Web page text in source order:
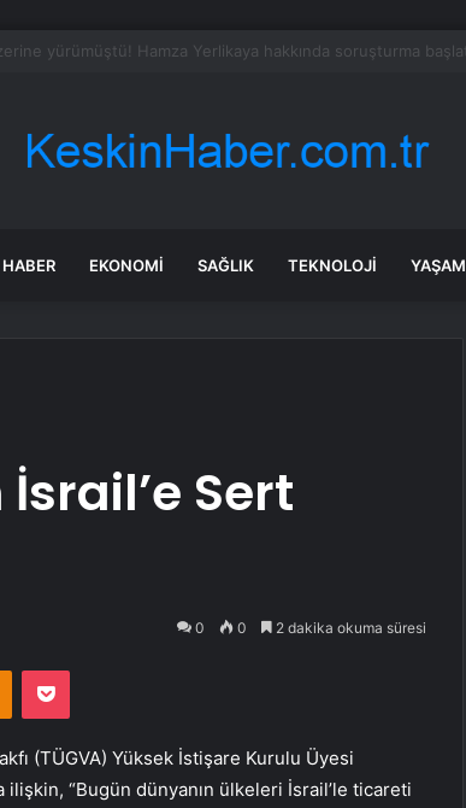
Kirazı Hasadı Başladı
HABER EKONOMI SAĞLIK TEKNOLOJI YAŞAM
Sert
0 0 2 dakika okuma süresi
Odnoklassniki
Pocket
(TÜGVA) Yüksek İstişare Kurulu Üyesi
ilişkin, “Bugün dünyanın ülkeleri İsrail’le ticareti